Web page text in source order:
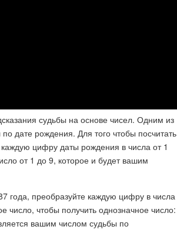
судьбы на основе чисел. Одним из
дате рождения. Для того чтобы посчитать
цифру даты рождения в числа от 1
от 1 до 9, которое и будет вашим
года, преобразуйте каждую цифру в числа
чтобы получить однозначное число:
вашим числом судьбы по